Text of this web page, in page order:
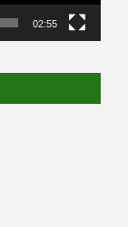
02:55